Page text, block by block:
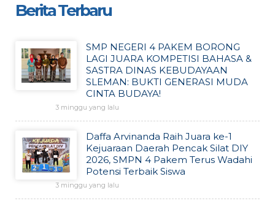
Berita Terbaru
SMP NEGERI 4 PAKEM BORONG
LAGI JUARA KOMPETISI BAHASA &
SASTRA DINAS KEBUDAYAAN
SLEMAN: BUKTI GENERASI MUDA
CINTA BUDAYA!
3 minggu yang lalu
Daffa Arvinanda Raih Juara ke-1
Kejuaraan Daerah Pencak Silat DIY
2026, SMPN 4 Pakem Terus Wadahi
Potensi Terbaik Siswa
3 minggu yang lalu